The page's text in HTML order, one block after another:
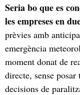
Seria bo que es
les empreses en
prèvies amb
emergència
moment donat de
directe, sense
decisions de